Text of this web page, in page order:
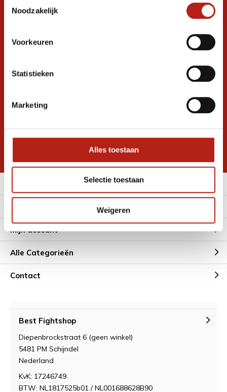
Noodzakelijk
Voorkeuren
Statistieken
Marketing
Alles toestaan
Selectie toestaan
Weigeren
Ontvang de nieuwste aanbiedingen en
promoties
Inschrijven voor
korting
* Lees hier de wettelijke beperkingen
Mijn account
Alle Categorieën
Contact
Best Fightshop
Diepenbrockstraat 6 (geen winkel)
5481 PM Schijndel
Nederland
KvK: 17246749
BTW: NL1817525b01 / NL001688628B90